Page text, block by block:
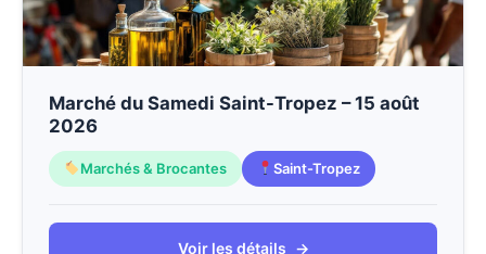
Marché du Samedi Saint-Tropez – 15 août
2026
Marchés & Brocantes Saint-Tropez
Voir les détails →